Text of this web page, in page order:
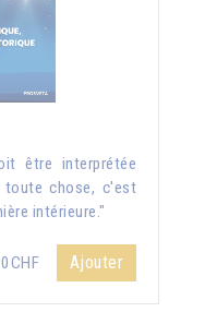
être interprétée
toute chose, c'est
intérieure."
Ajouter